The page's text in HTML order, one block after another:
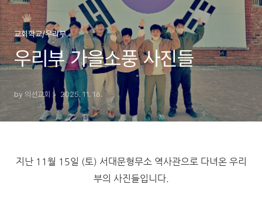
교회학교/우리부
우리부 가을소풍 사진들
by 의선교회 2025. 11. 16.
지난 11월 15일 (토) 서대문형무소 역사관으로 다녀온 우리
부의 사진들입니다.